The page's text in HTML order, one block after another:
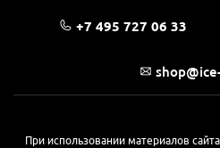
+7 495 727 06 33
При использовании материалов